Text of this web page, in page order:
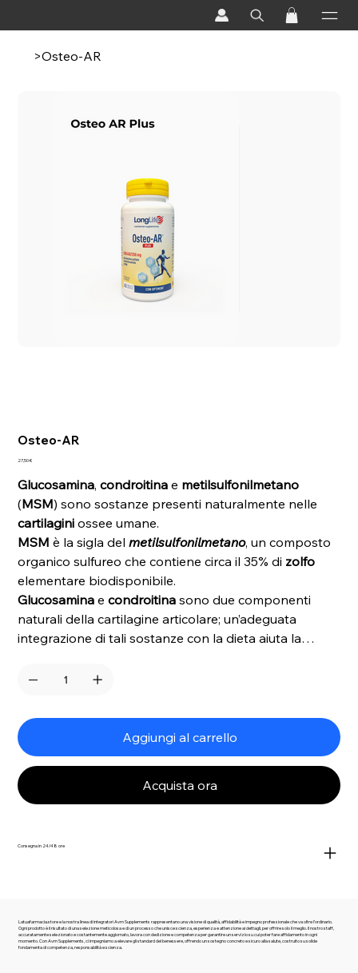
>Osteo-AR
Osteo-AR
Prezzo
27,50 €
Glucosamina,condroitina e metilsulfonilmetano
(MSM) sono sostanze presenti naturalmente nelle
cartilagini ossee umane.
MSM è la sigla delmetilsulfonilmetano, un composto
organico sulfureo che contiene circa il 35% di zolfo
elementare biodisponibile.
Glucosamina econdroitina sono due componenti
naturali della cartilagine articolare; un’adeguata
integrazione di tali sostanze con la dieta aiuta la
logorio meccanico e dall’usura dovuti all’età.
Aggiungi al carrello
Acquista ora
Consegna in 24/48 ore
Latuafarmacia.store e la nostra linea di integratori Avm Supplements rappresentano una visione di qualità, affidabilità e impegno professionale che va oltre l’ordinario.
Ogni prodotto è il risultato di una selezione meticolosa e di un processo che unisce scienza, esperienza e attenzione ai dettagli, per offrire solo il meglio. Il nostro staff,
accuratamente selezionato e costantemente aggiornato, lavora con dedizione e competenza per garantire un servizio su cui poter fare affidamento in ogni
momento. Con Avm Supplements, ci impegniamo a elevare gli standard del benessere, offrendo un sostegno concreto e sicuro alla salute, costruito su solide
fondamenta di competenza, responsabilità e scienza.